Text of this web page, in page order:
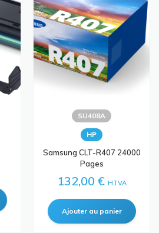
SU408A
HP
Samsung CLT-R407 24000
Pages
132,00 € HTVA